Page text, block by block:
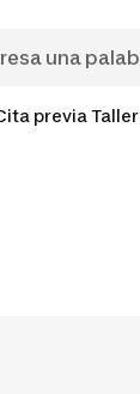
previa Taller